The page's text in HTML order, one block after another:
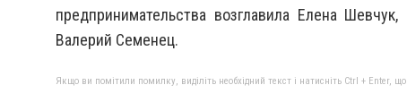
предпринимательства возглавила Елена
Валерий Семенец.
Якщо ви помітили помилку, виділіть необхідний текст і натисніть Ctrl + Enter,